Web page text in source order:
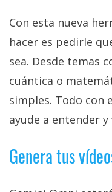
Publicidad
Cambiar
opciones
de
privacidad
Aviso
Con esta nueva
hacer es pedirle
sea. Desde temas
cuántica o
simples. Todo con
ayude a entender
Genera tus